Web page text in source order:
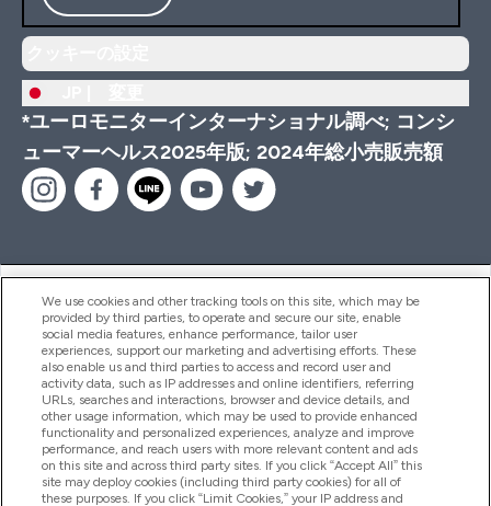
*ユーロモニターインターナショナル調べ; コンシ
ューマーヘルス2025年版; 2024年総小売販売額
ヘルプ＆ガイド
商品について
会社概要
We use cookies and other tracking tools on this site, which may be
provided by third parties, to operate and secure our site, enable
social media features, enhance performance, tailor user
experiences, support our marketing and advertising efforts. These
also enable us and third parties to access and record user and
activity data, such as IP addresses and online identifiers, referring
URLs, searches and interactions, browser and device details, and
other usage information, which may be used to provide enhanced
functionality and personalized experiences, analyze and improve
performance, and reach users with more relevant content and ads
on this site and across third party sites. If you click “Accept All” this
site may deploy cookies (including third party cookies) for all of
these purposes. If you click “Limit Cookies,” your IP address and